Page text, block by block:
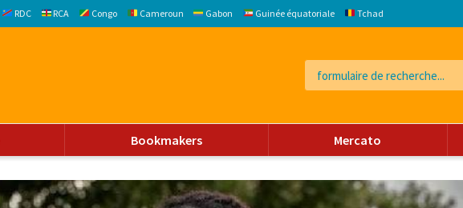
RDC RCA Congo Cameroun Gabon Guinée équatoriale Tchad
Bookmakers Mercato